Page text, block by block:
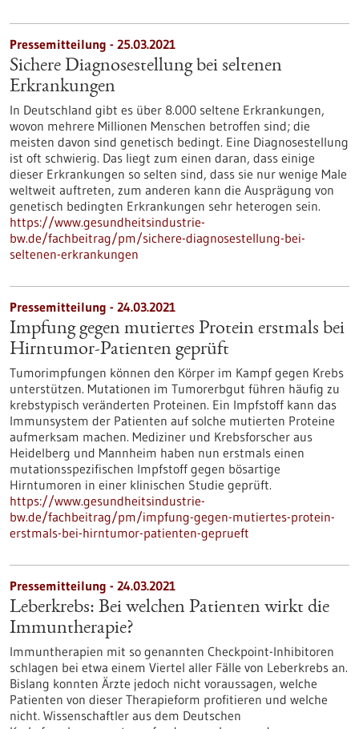
Pressemitteilung - 25.03.2021
Sichere Diagnosestellung bei seltenen
Erkrankungen
In Deutschland gibt es über 8.000 seltene Erkrankungen,
wovon mehrere Millionen Menschen betroffen sind; die
meisten davon sind genetisch bedingt. Eine Diagnosestellung
ist oft schwierig. Das liegt zum einen daran, dass einige
dieser Erkrankungen so selten sind, dass sie nur wenige Male
weltweit auftreten, zum anderen kann die Ausprägung von
genetisch bedingten Erkrankungen sehr heterogen sein.
https://www.gesundheitsindustrie-
bw.de/fachbeitrag/pm/sichere-diagnosestellung-bei-
seltenen-erkrankungen
Pressemitteilung - 24.03.2021
Impfung gegen mutiertes Protein erstmals bei
Hirntumor-Patienten geprüft
Tumorimpfungen können den Körper im Kampf gegen Krebs
unterstützen. Mutationen im Tumorerbgut führen häufig zu
krebstypisch veränderten Proteinen. Ein Impfstoff kann das
Immunsystem der Patienten auf solche mutierten Proteine
aufmerksam machen. Mediziner und Krebsforscher aus
Heidelberg und Mannheim haben nun erstmals einen
mutationsspezifischen Impfstoff gegen bösartige
Hirntumoren in einer klinischen Studie geprüft.
https://www.gesundheitsindustrie-
bw.de/fachbeitrag/pm/impfung-gegen-mutiertes-protein-
erstmals-bei-hirntumor-patienten-geprueft
Pressemitteilung - 24.03.2021
Leberkrebs: Bei welchen Patienten wirkt die
Immuntherapie?
Immuntherapien mit so genannten Checkpoint-Inhibitoren
schlagen bei etwa einem Viertel aller Fälle von Leberkrebs an.
Bislang konnten Ärzte jedoch nicht voraussagen, welche
Patienten von dieser Therapieform profitieren und welche
nicht. Wissenschaftler aus dem Deutschen